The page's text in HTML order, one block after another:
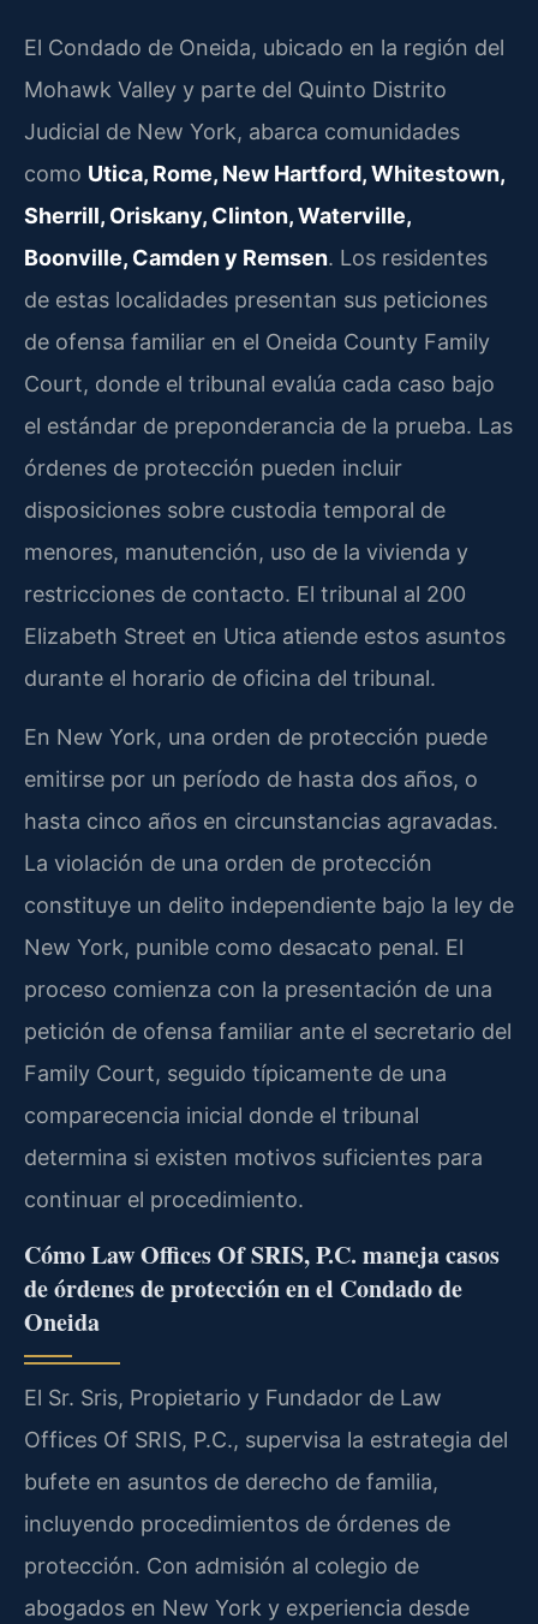
El Condado de Oneida, ubicado en la región del
Mohawk Valley y parte del Quinto Distrito
Judicial de New York, abarca comunidades
como Utica, Rome, New Hartford, Whitestown,
Sherrill, Oriskany, Clinton, Waterville,
Boonville, Camden y Remsen. Los residentes
de estas localidades presentan sus peticiones
de ofensa familiar en el Oneida County Family
Court, donde el tribunal evalúa cada caso bajo
el estándar de preponderancia de la prueba. Las
órdenes de protección pueden incluir
disposiciones sobre custodia temporal de
menores, manutención, uso de la vivienda y
restricciones de contacto. El tribunal al 200
Elizabeth Street en Utica atiende estos asuntos
durante el horario de oficina del tribunal.
En New York, una orden de protección puede
emitirse por un período de hasta dos años, o
hasta cinco años en circunstancias agravadas.
La violación de una orden de protección
constituye un delito independiente bajo la ley de
New York, punible como desacato penal. El
proceso comienza con la presentación de una
petición de ofensa familiar ante el secretario del
Family Court, seguido típicamente de una
comparecencia inicial donde el tribunal
determina si existen motivos suficientes para
continuar el procedimiento.
Cómo Law Offices Of SRIS, P.C. maneja casos
de órdenes de protección en el Condado de
Oneida
El Sr. Sris, Propietario y Fundador de Law
Offices Of SRIS, P.C., supervisa la estrategia del
bufete en asuntos de derecho de familia,
incluyendo procedimientos de órdenes de
protección. Con admisión al colegio de
abogados en New York y experiencia desde